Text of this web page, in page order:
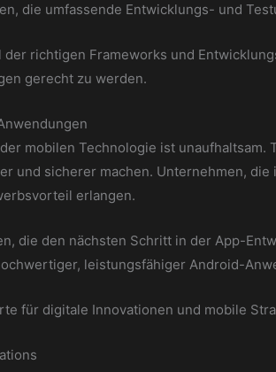
die umfassende Entwicklungs- und
richtigen Frameworks und
gerecht zu werden.
mobilen Technologie ist
und sicherer machen. Unternehmen,
erlangen.
die den nächsten Schritt in der App-
leistungsfähiger Android-
für digitale Innovationen und mobile